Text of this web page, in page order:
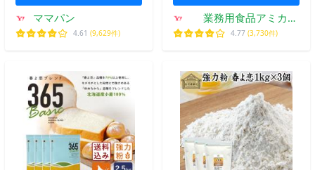
ママパン
4.61 (9,629件)
業務用食品アミカ
Yahoo!店
4.77 (3,730件)